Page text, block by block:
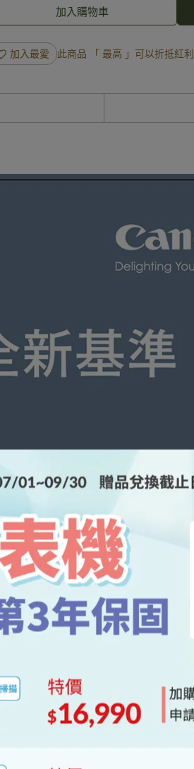
加入購物車
加入最愛 此商品 「 最高 」可以折抵紅利